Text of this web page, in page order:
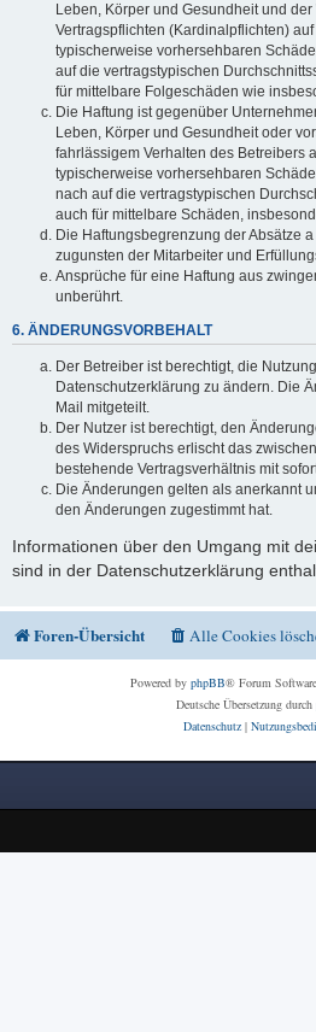
Leben, Körper und Gesundheit und
Vertragspflichten (Kardinalpflichten)
typischerweise vorhersehbaren
auf die vertragstypischen
für mittelbare Folgeschäden wie
Die Haftung ist gegenüber
Leben, Körper und Gesundheit oder
fahrlässigem Verhalten des Betreibers
typischerweise vorhersehbaren
nach auf die vertragstypischen
auch für mittelbare Schäden,
Die Haftungsbegrenzung der Absätze
zugunsten der Mitarbeiter und
Ansprüche für eine Haftung aus
unberührt.
6. ÄNDERUNGSVORBEHALT
Der Betreiber ist berechtigt, die
Datenschutzerklärung zu ändern. Die
Mail mitgeteilt.
Der Nutzer ist berechtigt, den
des Widerspruchs erlischt das
bestehende Vertragsverhältnis mit
Die Änderungen gelten als anerkannt
den Änderungen zugestimmt hat.
Informationen über den Umgang mit
sind in der Datenschutzerklärung
Foren-Übersicht Alle Cookies
Powered by phpBB® Forum
Deutsche Übersetzung durch
Datenschutz|